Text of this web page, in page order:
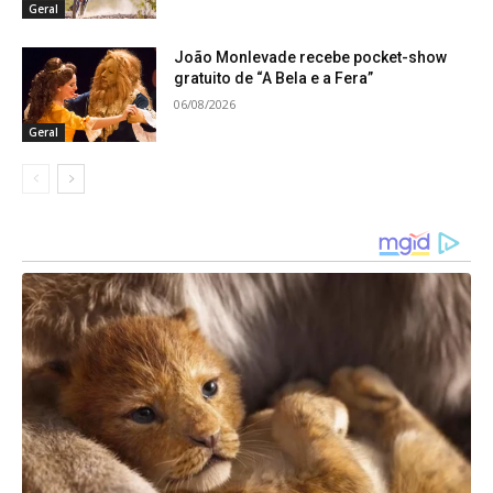
Grupo Cila Cordelli encanta com
elegância
e repertório atemporal no 100
Melhores
Geral
Geral
João Monlevade recebe pocket-show
gratuito de “A Bela e a Fera”
06/08/2026